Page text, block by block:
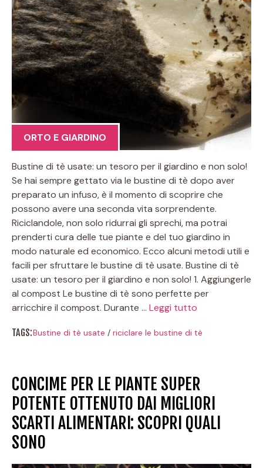
ORTO E GIARDINO
Bustine di tè usate: un tesoro per il giardino e non solo!
Se hai sempre gettato via le bustine di tè dopo aver
preparato un infuso, è il momento di scoprire che
possono avere una seconda vita sorprendente.
Riciclandole, non solo ridurrai gli sprechi, ma potrai
prenderti cura delle tue piante e del tuo giardino in
modo naturale ed economico. Ecco alcuni metodi utili e
facili per sfruttare le bustine di tè usate. Bustine di tè
usate: un tesoro per il giardino e non solo! 1. Aggiungerle
al compost Le bustine di tè sono perfette per
arricchire il compost. Durante … Leggi tutto
TAGS:Bustine di tè usate / riciclare le bustine di tè
CONCIME PER LE PIANTE SUPER
POTENTE OTTENUTO DAI MIGLIORI
SCARTI ALIMENTARI: SCOPRI QUALI
SONO